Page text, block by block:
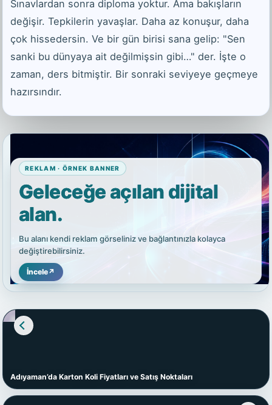
Sınavlardan sonra diploma yoktur. Ama bakışların
değişir. Tepkilerin yavaşlar. Daha az konuşur, daha
çok hissedersin. Ve bir gün birisi sana gelip: "Sen
sanki bu dünyaya ait değilmişsin gibi…" der. İşte o
zaman, ders bitmiştir. Bir sonraki seviyeye geçmeye
hazırsındır.
REKLAM · ÖRNEK BANNER
Geleceğe açılan dijital
alan.
Bu alanı kendi reklam görseliniz ve bağlantınızla kolayca
değiştirebilirsiniz.
İncele↗
Adıyaman’da Karton Koli Fiyatları ve Satış Noktaları